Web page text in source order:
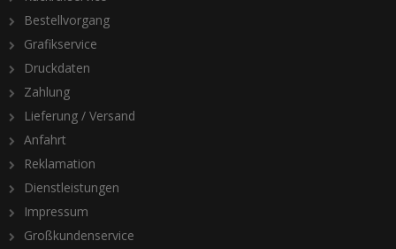
Bestellvorgang
Grafikservice
Druckdaten
Zahlung
Lieferung / Versand
Anfahrt
Reklamation
Dienstleistungen
Impressum
Großkundenservice